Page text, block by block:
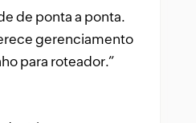
realmente a melhor
e fácil de usar do
com ele.”